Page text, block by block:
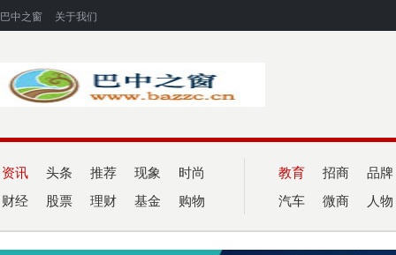
巴中之窗 关于我们
资讯 头条 推荐 现象 时尚
财经 股票 理财 基金 购物
教育 招商 品牌
汽车 微商 人物